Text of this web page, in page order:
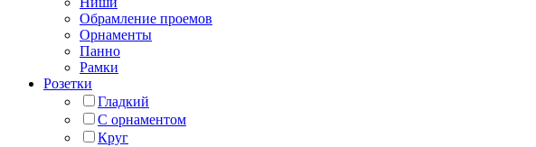
Обрамление проемов
Орнаменты
Панно
Рамки
Розетки
Гладкий
С орнаментом
Круг